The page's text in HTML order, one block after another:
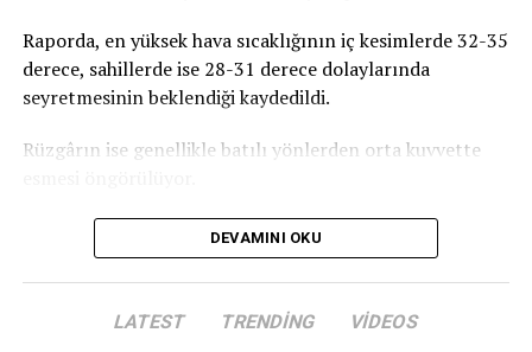
verilmesi planlanıyor. Merkezin, KKTC’nin mesleki
eğitim altyapısına önemli katkılar sağlaması ve
gençlerin istihdam olanaklarını artırması hedefleniyor.
Raporda, en yüksek hava sıcaklığının iç kesimlerde 32-35
derece, sahillerde ise 28-31 derece dolaylarında
seyretmesinin beklendiği kaydedildi.
Rüzgârın ise genellikle batılı yönlerden orta kuvvette
DEVAMINI OKU
LATEST TRENDING VIDEOS